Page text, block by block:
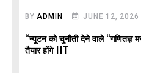
BYADMIN JUNE 12, 2026
“न्यूटन को चुनौती देने वाले “गणितज्ञ
तैयार होंगे IIT